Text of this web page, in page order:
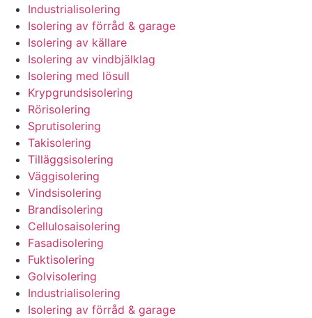
Industrialisolering
Isolering av förråd & garage
Isolering av källare
Isolering av vindbjälklag
Isolering med lösull
Krypgrundsisolering
Rörisolering
Sprutisolering
Takisolering
Tilläggsisolering
Väggisolering
Vindsisolering
Brandisolering
Cellulosaisolering
Fasadisolering
Fuktisolering
Golvisolering
Industrialisolering
Isolering av förråd & garage